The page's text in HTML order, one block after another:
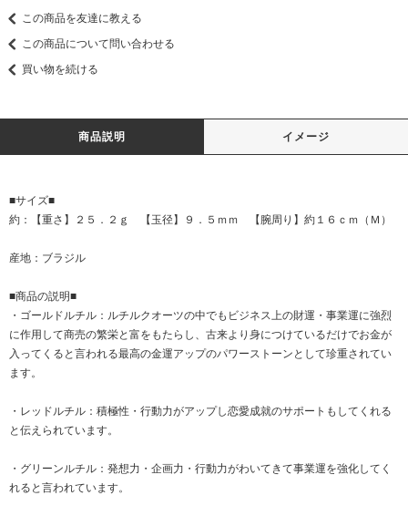
この商品を友達に教える
この商品について問い合わせる
買い物を続ける
商品説明 イメージ
■サイズ■
約：【重さ】２５．２ｇ 【玉径】９．５ｍｍ 【腕周り】約１６ｃｍ（Ｍ）
産地：ブラジル
■商品の説明■
・ゴールドルチル：ルチルクオーツの中でもビジネス上の財運・事業運に強烈
に作用して商売の繁栄と富をもたらし、古来より身につけているだけでお金が
入ってくると言われる最高の金運アップのパワーストーンとして珍重されてい
ます。
・レッドルチル：積極性・行動力がアップし恋愛成就のサポートもしてくれる
と伝えられています。
・グリーンルチル：発想力・企画力・行動力がわいてきて事業運を強化してく
れると言われています。